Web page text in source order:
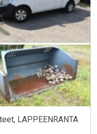
LAPPEENRANTA